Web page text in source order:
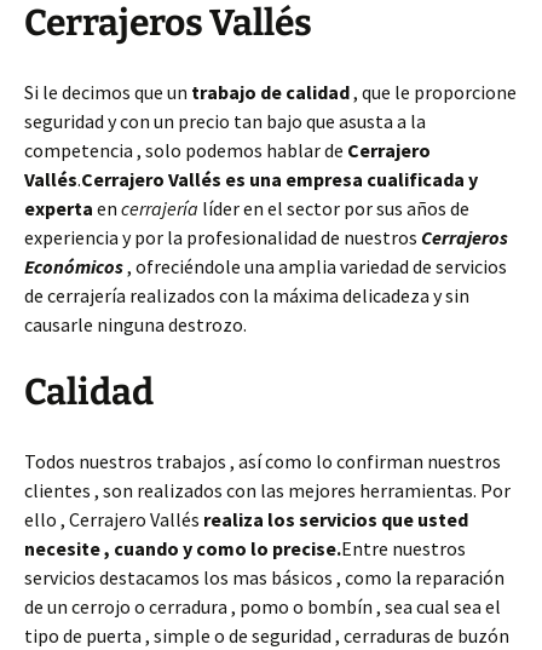
Cerrajeros Vallés
Si le decimos que un trabajo de calidad, que le proporcione
seguridad y con un precio tan bajo que asusta a la
competencia , solo podemos hablar de Cerrajero
Vallés.Cerrajero Vallés es una empresa cualificada y
experta en cerrajería líder en el sector por sus años de
experiencia y por la profesionalidad de nuestros Cerrajeros
Económicos, ofreciéndole una amplia variedad de servicios
de cerrajería realizados con la máxima delicadeza y sin
causarle ninguna destrozo.
Calidad
Todos nuestros trabajos , así como lo confirman nuestros
clientes , son realizados con las mejores herramientas. Por
ello , Cerrajero Vallés realiza los servicios que usted
necesite , cuando y como lo precise.Entre nuestros
servicios destacamos los mas básicos , como la reparación
de un cerrojo o cerradura , pomo o bombín , sea cual sea el
tipo de puerta , simple o de seguridad , cerraduras de buzón